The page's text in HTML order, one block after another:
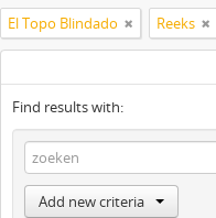
El Topo Blindado Reeks
Find results with:
Add new criteria